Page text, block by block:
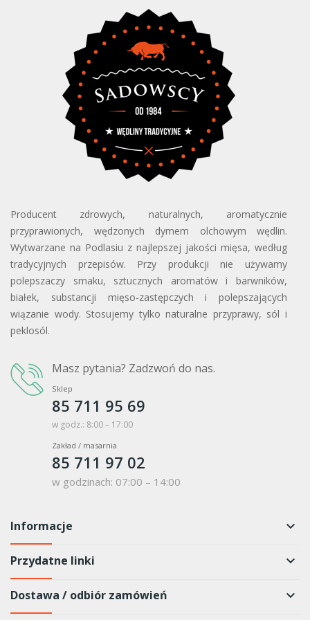
Producent zdrowych, naturalnych, aromatycznie
przyprawionych, wędzonych dymem olchowym wędlin.
Wytwarzane na Podlasiu z najlepszej jakości mięsa, według
tradycyjnych przepisów. Przy produkcji nie używamy
polepszaczy smaku, sztucznych aromatów i barwników,
białek, substancji mięso-zastępczych i polepszających
wiązanie wody. Stosujemy tylko naturalne przyprawy, sól i
peklosól.
Masz pytania? Zadzwoń do nas.
Sklep
85 711 95 69
w godz.: 8:00 – 17:00
Zakład / masarnia
85 711 97 02
w godzinach: 07:00 – 14:00
Informacje keyboard_arrow_down
Przydatne linki keyboard_arrow_down
Dostawa / odbiór zamówień keyboard_arrow_down